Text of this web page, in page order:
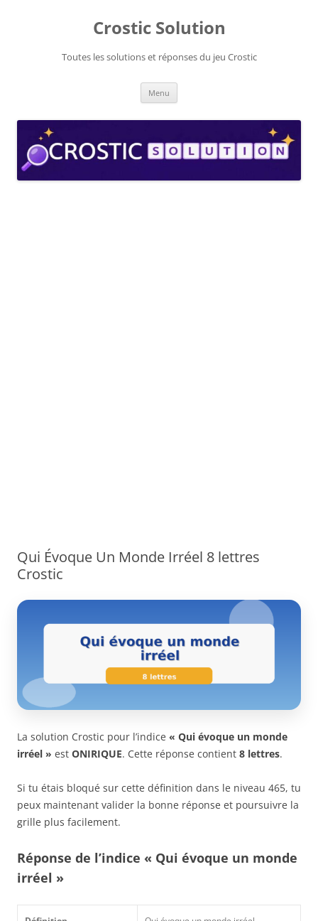
Crostic Solution
Toutes les solutions et réponses du jeu Crostic
Menu
Qui Évoque Un Monde Irréel 8 lettres
Crostic
La solution Crostic pour l’indice « Qui évoque un monde
irréel » est ONIRIQUE. Cette réponse contient 8 lettres.
Si tu étais bloqué sur cette définition dans le niveau 465, tu
peux maintenant valider la bonne réponse et poursuivre la
grille plus facilement.
Réponse de l’indice « Qui évoque un monde
irréel »